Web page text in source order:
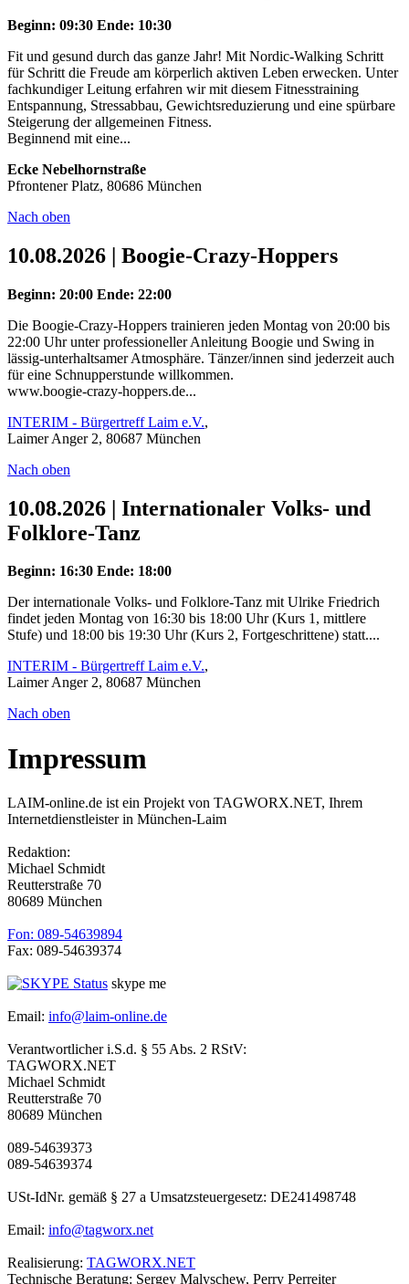
Beginn: 09:30 Ende: 10:30
Fit und gesund durch das ganze Jahr! Mit Nordic-Walking Schritt
für Schritt die Freude am körperlich aktiven Leben erwecken. Unter
fachkundiger Leitung erfahren wir mit diesem Fitnesstraining
Entspannung, Stressabbau, Gewichtsreduzierung und eine spürbare
Steigerung der allgemeinen Fitness.
Beginnend mit eine...
Ecke Nebelhornstraße
Pfrontener Platz, 80686 München
Nach oben
10.08.2026 | Boogie-Crazy-Hoppers
Beginn: 20:00 Ende: 22:00
Die Boogie-Crazy-Hoppers trainieren jeden Montag von 20:00 bis
22:00 Uhr unter professioneller Anleitung Boogie und Swing in
lässig-unterhaltsamer Atmosphäre. Tänzer/innen sind jederzeit auch
für eine Schnupperstunde willkommen.
www.boogie-crazy-hoppers.de...
INTERIM - Bürgertreff Laim e.V.,
Laimer Anger 2, 80687 München
Nach oben
10.08.2026 | Internationaler Volks- und
Folklore-Tanz
Beginn: 16:30 Ende: 18:00
Der internationale Volks- und Folklore-Tanz mit Ulrike Friedrich
findet jeden Montag von 16:30 bis 18:00 Uhr (Kurs 1, mittlere
Stufe) und 18:00 bis 19:30 Uhr (Kurs 2, Fortgeschrittene) statt....
INTERIM - Bürgertreff Laim e.V.,
Laimer Anger 2, 80687 München
Nach oben
Impressum
LAIM-online.de ist ein Projekt von TAGWORX.NET, Ihrem
Internetdienstleister in München-Laim
Redaktion:
Michael Schmidt
Reutterstraße 70
80689 München
Fon: 089-54639894
Fax: 089-54639374
skype me
Email: info@laim-online.de
Verantwortlicher i.S.d. § 55 Abs. 2 RStV:
TAGWORX.NET
Michael Schmidt
Reutterstraße 70
80689 München
089-54639373
089-54639374
USt-IdNr. gemäß § 27 a Umsatzsteuergesetz: DE241498748
Email: info@tagworx.net
Realisierung: TAGWORX.NET
Technische Beratung: Sergey Malyschew, Perry Perreiter